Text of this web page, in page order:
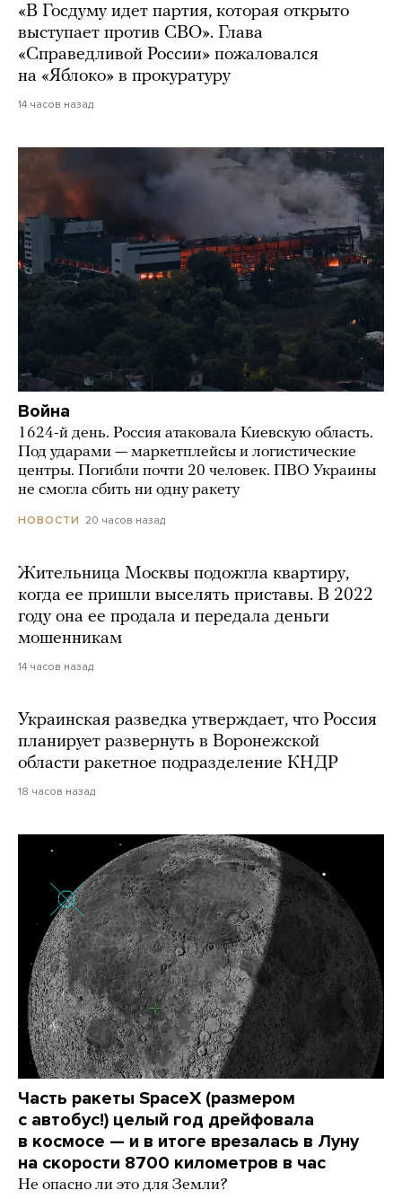
«В Госдуму идет партия, которая открыто
выступает против СВО». Глава
«Справедливой России» пожаловался
на «Яблоко» в прокуратуру
14 часов назад
Война
1624-й день. Россия атаковала Киевскую область.
Под ударами — маркетплейсы и логистические
центры. Погибли почти 20 человек. ПВО Украины
не смогла сбить ни одну ракету
НОВОСТИ 20 часов назад
Жительница Москвы подожгла квартиру,
когда ее пришли выселять приставы. В 2022
году она ее продала и передала деньги
мошенникам
14 часов назад
Украинская разведка утверждает, что Россия
планирует развернуть в Воронежской
области ракетное подразделение КНДР
18 часов назад
Часть ракеты SpaceX (размером
с автобус!) целый год дрейфовала
в космосе — и в итоге врезалась в Луну
на скорости 8700 километров в час
Не опасно ли это для Земли?